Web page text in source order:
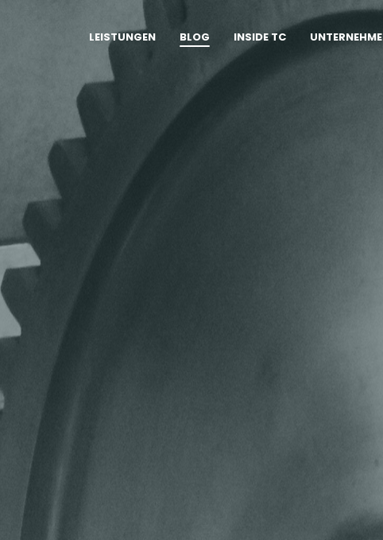
LEISTUNGEN BLOG INSIDE TC